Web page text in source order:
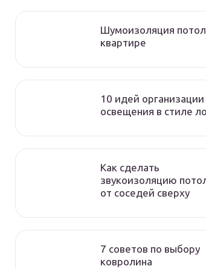
Шумоизоляция
квартире
10 идей организации
освещения в стиле
Как сделать
звукоизоляцию
от соседей сверху
7 советов по выбору
ковролина